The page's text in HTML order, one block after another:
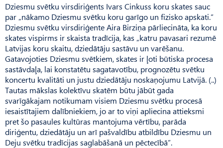
Dziesmu svētku virsdiriģents Ivars Cinkuss koru skates sauc
par „nākamo Dziesmu svētku koru garīgo un fizisko apskati.”
Dziesmu svētku virsdiriģente Aira Birziņa pārliecināta, ka koru
skates vispirms ir skaista tradīcija, kas „katru pavasari rezumē
Latvijas koru skaitu, dziedātāju sastāvu un varēšanu.
Gatavojoties Dziesmu svētkiem, skates ir ļoti būtiska procesa
sastāvdaļa, lai konstatētu sagatavotību, prognozētu svētku
koncertu kvalitāti un justu dziedātāju noskaņojumu Latvijā. (..)
Tautas mākslas kolektīvu skatēm būtu jābūt gada
svarīgākajam notikumam visiem Dziesmu svētku procesā
iesaistītajiem dalībniekiem, jo ar to viņi apliecina attieksmi
pret šo pasaules kultūras mantojuma vērtību, parāda
diriģentu, dziedātāju un arī pašvaldību atbildību Dziesmu un
Deju svētku tradīcijas saglabāšanā un pēctecībā”.